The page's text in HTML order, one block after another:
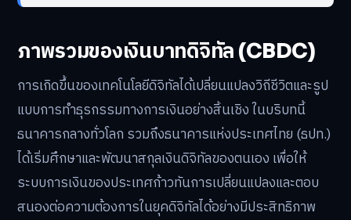
ภาพรวมของเงินบาทดิจิทัล (CBDC)
การเกิดขึ้นของเทคโนโลยีดิจิทัลได้เปลี่ยนแปลงวิถีชีวิตและรูป
แบบการทำธุรกรรมทางการเงินอย่างสิ้นเชิง ในบริบทนี้
ธนาคารกลางทั่วโลก รวมถึงธนาคารแห่งประเทศไทย (ธปท.)
ได้เริ่มศึกษาและพัฒนาสกุลเงินดิจิทัลของตนเอง เพื่อให้
ระบบการเงินของประเทศก้าวทันการเปลี่ยนแปลงและตอบ
สนองต่อความต้องการในยุคดิจิทัลได้อย่างมีประสิทธิภาพ